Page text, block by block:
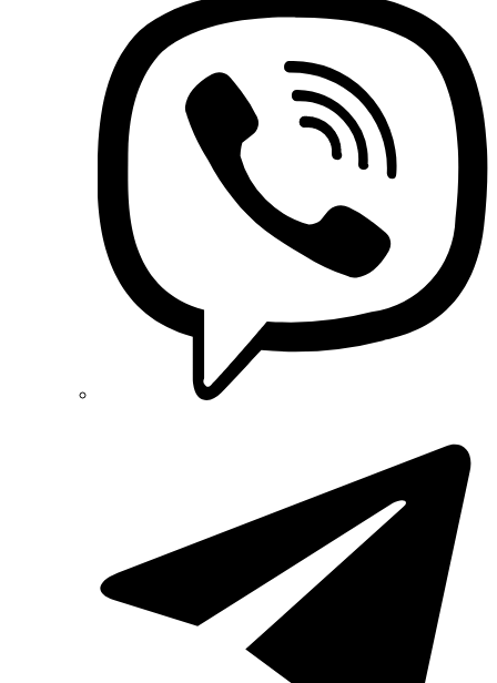
Reliance (Украина)
REM POWER (Словения)
Schneider-Electric (Франция)
Selec (Индия)
SEZ (Словакия)
Siemens (Германия)
Smart-MAIC
Socomec (Франция)
SOFAR (Китай)
Sungrow (Китай)
TAB (Словения)
Takel (Украина)
Technoelectric (Италия)
Technosystems (Украина)
TEM (Словения)
Vargo (Украина)
Vector VS
Vimar (Италия)
Volter (Украина)